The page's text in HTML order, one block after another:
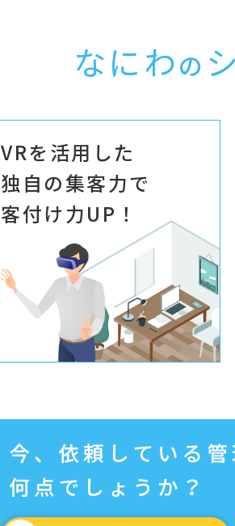
なにわの
VRを活用した
独自の集客力で
客付け力UP！